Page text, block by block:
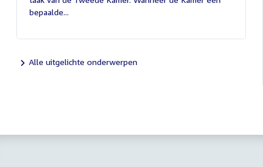
bepaalde...
Alle uitgelichte onderwerpen